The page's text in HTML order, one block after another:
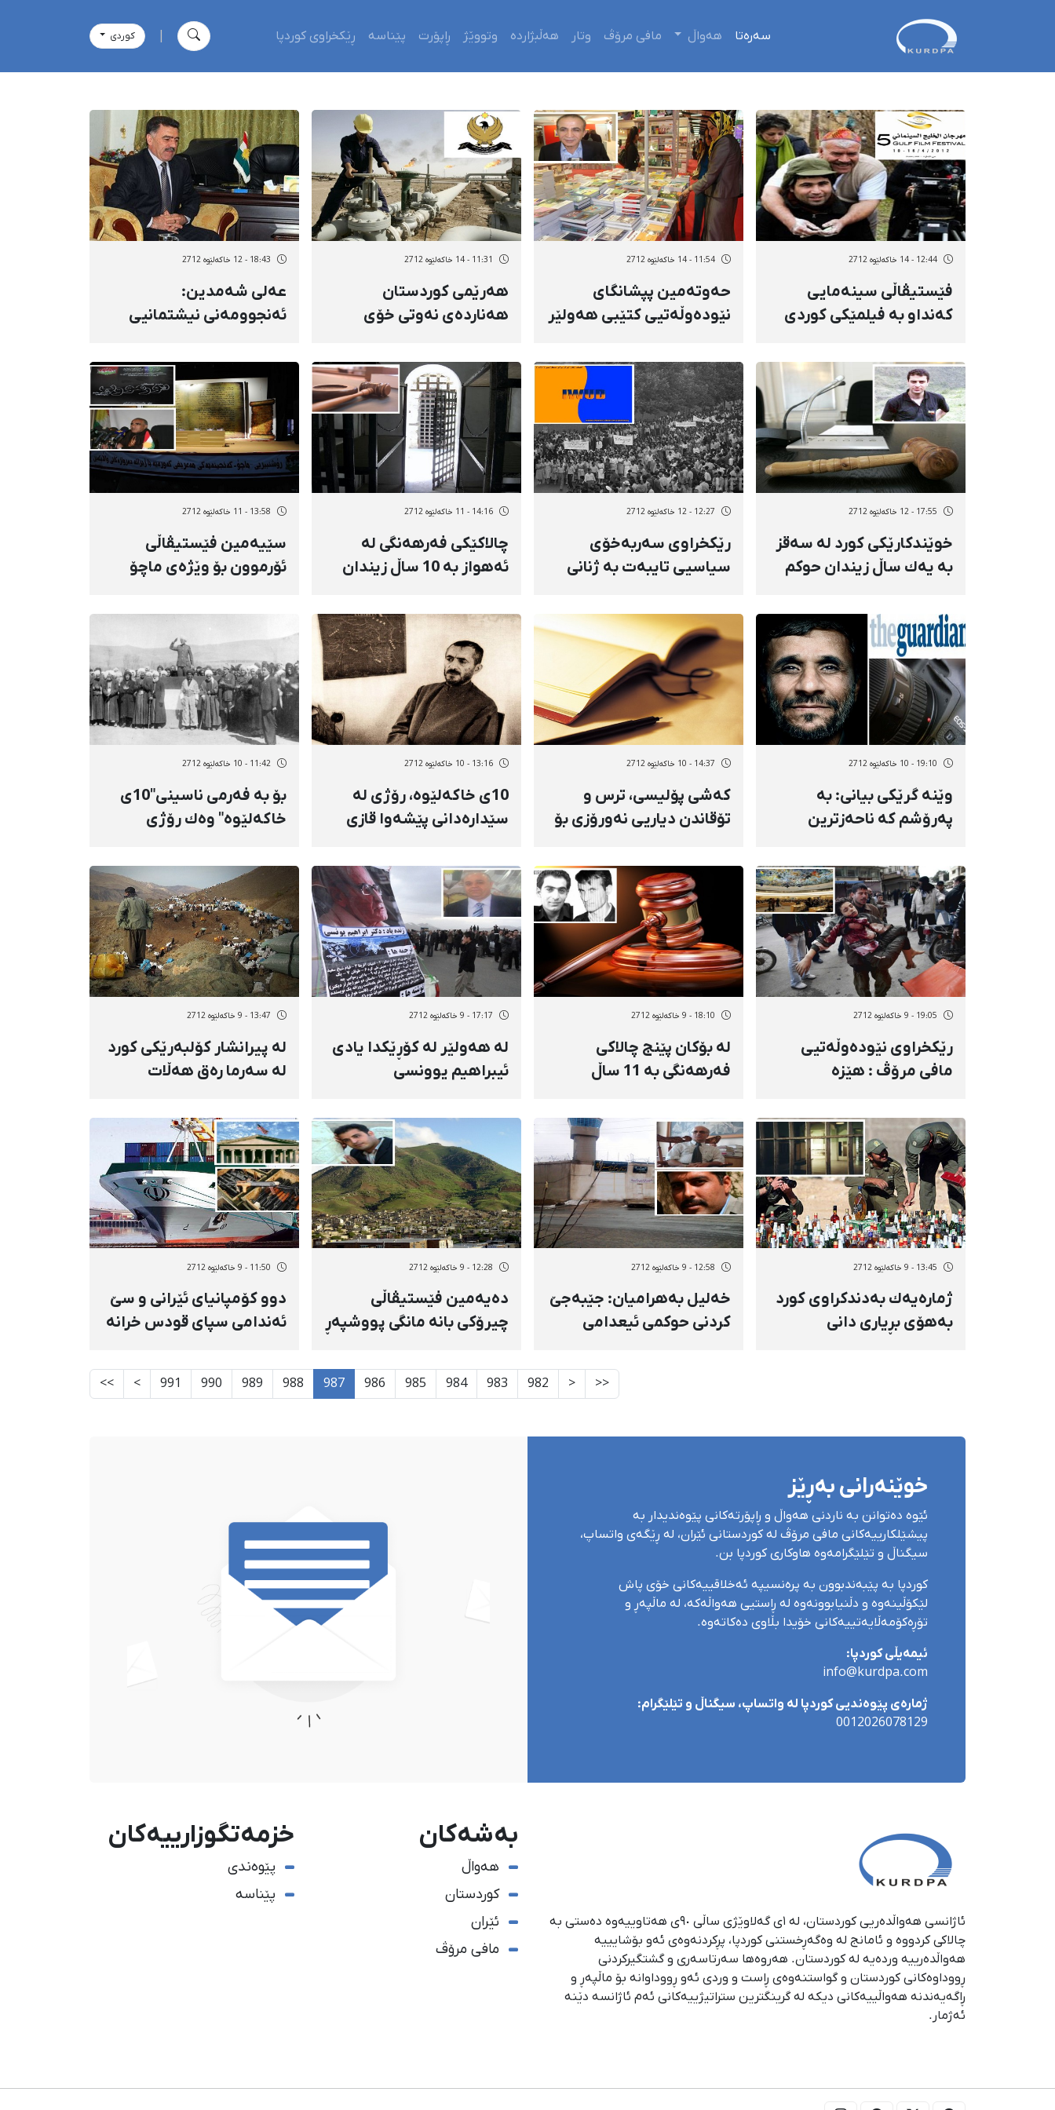
سەرەتا هەواڵ مافی مرۆڤ وتار هەڵبژاردە وتووێژ ڕاپۆرت پێناسە ڕێکخراوی کوردپا كوردی
12:44 - 14 خاکەلێوه 2712
فێستیڤاڵی سینەمایی
كەنداو بە فیلمێكی كوردی
11:54 - 14 خاکەلێوه 2712
حەوتەمین پپشانگای
نێودەوڵەتیی كتێبی هەولێر
11:31 - 14 خاکەلێوه 2712
هەرێمی كوردستان
هەناردەی نەوتی خۆی
18:43 - 12 خاکەلێوه 2712
عەلی شەمدین:
ئەنجوومەنی نیشتمانیی
كۆنگرەی "دۆستانی
سووریە" نەكراوە
17:55 - 12 خاکەلێوه 2712
خوێندكارێكی كورد لە سەقز
بە یەك ساڵ زیندان حوكم
12:27 - 12 خاکەلێوه 2712
رێكخراوی سەربەخۆی
سیاسیی تایبەت بە ژنانی
14:16 - 11 خاکەلێوه 2712
چالاكێكی فەرهەنگی لە
ئەهواز بە 10 ساڵ زیندان
13:58 - 11 خاکەلێوه 2712
سێیەمین فێستیڤاڵی
ئۆرموون بۆ وێژەی ماچۆ
19:10 - 10 خاکەلێوه 2712
وێنە گرێكی بیانی: بە
پەرۆشم كە ناحەزترین
گرتوومە
14:37 - 10 خاکەلێوه 2712
كەشی پۆلیسی، ترس و
تۆقاندن دیاریی نەورۆزی بۆ
13:16 - 10 خاکەلێوه 2712
10ی خاكەلێوە، رۆژی لە
سێدارەدانی پێشەوا قازی
11:42 - 10 خاکەلێوه 2712
بۆ بە فەرمی ناسینی"10ی
خاكەلێوە" وەك رۆژی
بەشەكانی كوردستان،
كەمپەینێك پێكهات
19:05 - 9 خاکەلێوه 2712
رێكخراوی نێودەوڵەتیی
مافی مرۆڤ : هێزە
منداڵانیان كردۆتە ئامانج
18:10 - 9 خاکەلێوه 2712
لە بۆكان پێنج چالاكی
فەرهەنگی بە 11 ساڵ
17:17 - 9 خاکەلێوه 2712
لە هەولێر لە كۆڕێكدا یادی
ئیبراهیم یوونسی
13:47 - 9 خاکەلێوه 2712
لە پیرانشار كۆلبەرێكی كورد
لە سەرما رەق هەڵات
13:45 - 9 خاکەلێوه 2712
ژمارەیەك بەدندكراوی كورد
بەهۆی بڕیاری دانی
12:58 - 9 خاکەلێوه 2712
خەلیل بەهرامیان: جێبەجێ‌
كردنی حوكمی ئیعدامی
12:28 - 9 خاکەلێوه 2712
دەیەمین فێستیڤاڵی
چیرۆكی بانە مانگی پووشپەڕ
11:50 - 9 خاکەلێوه 2712
دوو كۆمپانیای ئێرانی و سێ‌
ئەندامی سپای قودس خرانە
<<
<
982
983
984
985
986
987
988
989
990
991
>
>>
خوێنەرانی بەڕێز
ئێوە دەتوانن بە ناردنی هەواڵ و ڕاپۆرتەکانی پێوەندیدار بە
پیشێلکارییەکانی مافی مرۆڤ لە کوردستانی ئێران، لە ڕێگەی واتساپ،
سیگناڵ و تێلێگرامەوە هاوکاری کوردپا بن.
کوردپا بە پێبەندبوون بە پرەنسیپە ئەخلاقییەکانی خۆی پاش
لێکۆڵینەوە و دڵنیابوونەوە لە ڕاستیی هەواڵەکە، لە ماڵپەڕ و
تۆڕەکۆمەڵایەتییەکانی خۆیدا بڵاوی دەکاتەوە.
ئیمەیڵی کوردپا:
info@kurdpa.com
ژمارەی پێوەندیی کوردپا لە واتساپ، سیگناڵ و تێلێگرام:
0012026078129
ئاژانسی هەواڵدەریی کوردستان، لە ١ی گەلاوێژی ساڵی ٩٠ی هەتاوییەوە دەستی بە
چالاکی کردووە و ئامانج لە وەگەڕخستنی كوردپا، پڕكردنەوەی ئەو بۆشایییە
هەواڵدەرییە وردەیە لە كوردستان. هەروەها سەرتاسەری و گشتگیركردنی
ڕووداوەكانی كوردستان و گواستنەوەی ڕاست و وردی ئەو ڕووداوانە بۆ ماڵپەڕ و
ڕاگەیەندنە هەواڵییەكانی دیكە لە گرینگترین ستراتیژییەكانی ئەم ئاژانسە دێنە
ئەژمار.
بەشەکان
هەواڵ
کوردستان
ئێران
مافی مرۆڤ
خزمەتگوزارییەکان
پێوەندی
پێناسە